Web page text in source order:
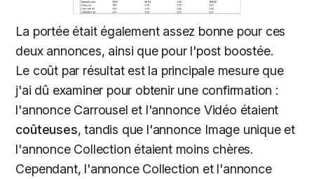
La portée était également assez bonne pour ces
deux annonces, ainsi que pour l'post boostée.
Le coût par résultat est la principale mesure que
j'ai dû examiner pour obtenir une confirmation :
l'annonce Carrousel et l'annonce Vidéo étaient
coûteuses, tandis que l'annonce Image unique et
l'annonce Collection étaient moins chères.
Cependant, l'annonce Collection et l'annonce